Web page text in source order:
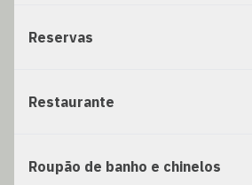
Reservas
Restaurante
Roupão de banho e chinelos